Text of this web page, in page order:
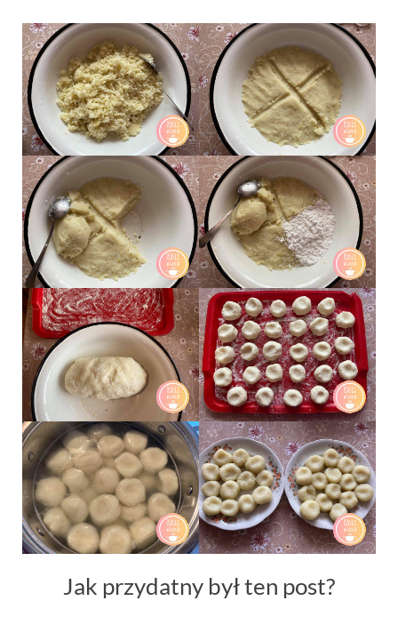
Jak przydatny był ten post?